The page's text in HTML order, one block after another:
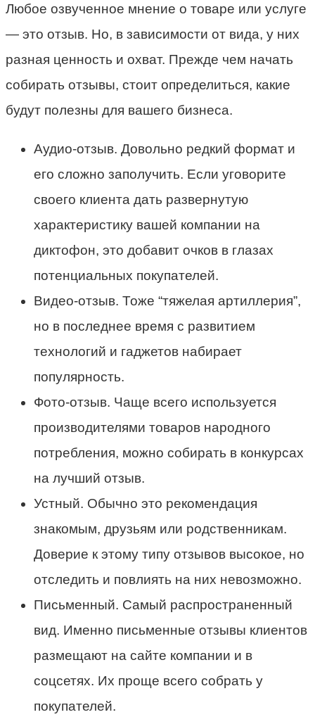
Любое озвученное мнение о товаре или услуге
— это отзыв. Но, в зависимости от вида, у них
разная ценность и охват. Прежде чем начать
собирать отзывы, стоит определиться, какие
будут полезны для вашего бизнеса.
Аудио-отзыв. Довольно редкий формат и
его сложно заполучить. Если уговорите
своего клиента дать развернутую
характеристику вашей компании на
диктофон, это добавит очков в глазах
потенциальных покупателей.
Видео-отзыв. Тоже “тяжелая артиллерия”,
но в последнее время с развитием
технологий и гаджетов набирает
популярность.
Фото-отзыв. Чаще всего используется
производителями товаров народного
потребления, можно собирать в конкурсах
на лучший отзыв.
Устный. Обычно это рекомендация
знакомым, друзьям или родственникам.
Доверие к этому типу отзывов высокое, но
отследить и повлиять на них невозможно.
Письменный. Самый распространенный
вид. Именно письменные отзывы клиентов
размещают на сайте компании и в
соцсетях. Их проще всего собрать у
покупателей.